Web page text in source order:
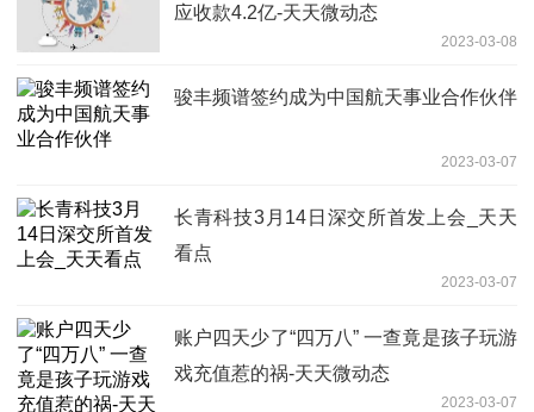
应收款4.2亿-天天微动态
2023-03-08
骏丰频谱签约成为中国航天事业合作伙伴
2023-03-07
长青科技3月14日深交所首发上会_天天
看点
2023-03-07
账户四天少了“四万八” 一查竟是孩子玩游
戏充值惹的祸-天天微动态
2023-03-07